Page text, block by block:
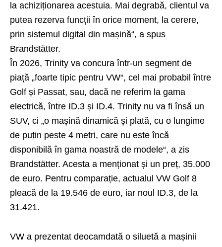
la achiziționarea acestuia. Mai degrabă, clientul va
putea rezerva funcții în orice moment, la cerere,
prin sistemul digital din mașină“, a ​​spus
Brandstätter.
În 2026, Trinity va concura într-un segment de
piață „foarte tipic pentru VW“, cel mai probabil între
Golf și Passat, sau, dacă ne referim la gama
electrică, între ID.3 și ID.4. Trinity nu va fi însă un
SUV, ci „o mașină dinamică și plată, cu o lungime
de puțin peste 4 metri, care nu este încă
disponibilă în gama noastră de modele“, a zis
Brandstätter. Acesta a menționat și un preț, 35.000
de euro. Pentru comparație, actualul VW Golf 8
pleacă de la 19.546 de euro, iar noul ID.3, de la
31.421.
VW a prezentat deocamdată o siluetă a mașinii